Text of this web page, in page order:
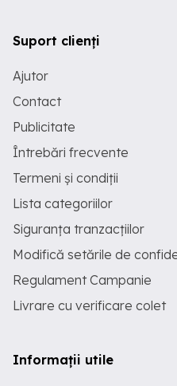
Suport clienți
Ajutor
Contact
Publicitate
Întrebări frecvente
Termeni și condiții
Lista categoriilor
Siguranța tranzacțiilor
Modifică setările de
Regulament Campanie
Livrare cu verificare colet
Informații utile